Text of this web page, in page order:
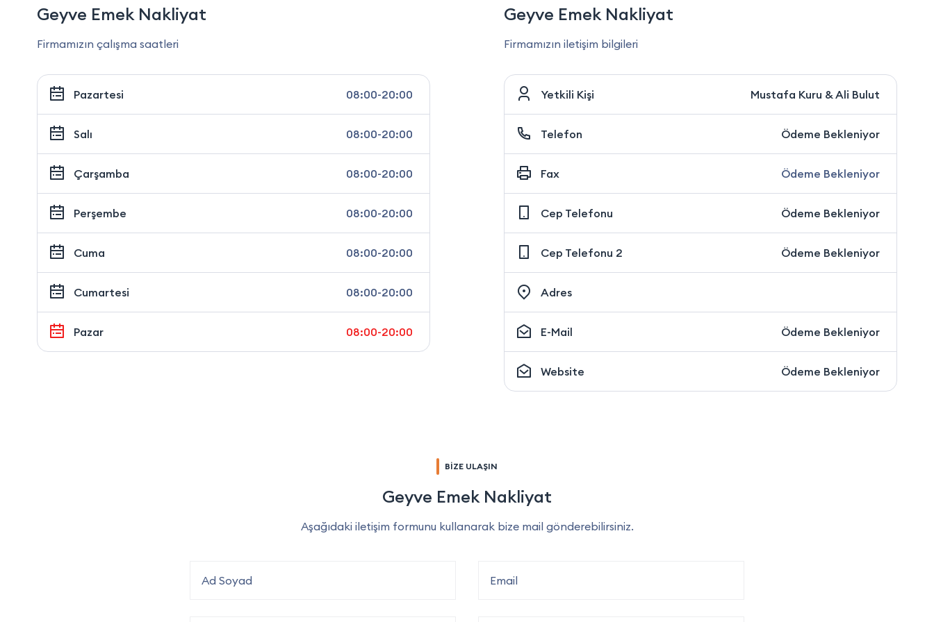
Geyve Emek Nakliyat
Firmamızın çalışma saatleri
Pazartesi 08:00-20:00
Salı 08:00-20:00
Çarşamba 08:00-20:00
Perşembe 08:00-20:00
Cuma 08:00-20:00
Cumartesi 08:00-20:00
Pazar 08:00-20:00
Geyve Emek Nakliyat
Firmamızın iletişim bilgileri
Yetkili Kişi Mustafa Kuru & Ali Bulut
Telefon Ödeme Bekleniyor
Fax Ödeme Bekleniyor
Cep Telefonu Ödeme Bekleniyor
Cep Telefonu 2 Ödeme Bekleniyor
Adres
E-Mail Ödeme Bekleniyor
Website Ödeme Bekleniyor
BİZE ULAŞIN
Geyve Emek Nakliyat
Aşağıdaki iletişim formunu kullanarak bize mail gönderebilirsiniz.